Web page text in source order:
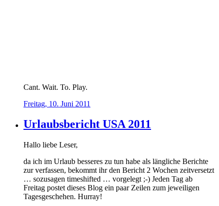
Cant. Wait. To. Play.
Freitag, 10. Juni 2011
Urlaubsbericht USA 2011
Hallo liebe Leser,
da ich im Urlaub besseres zu tun habe als längliche Berichte
zur verfassen, bekommt ihr den Bericht 2 Wochen zeitversetzt
… sozusagen timeshifted … vorgelegt ;-) Jeden Tag ab
Freitag postet dieses Blog ein paar Zeilen zum jeweiligen
Tagesgeschehen. Hurray!